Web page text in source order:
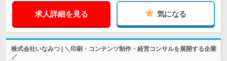
求人詳細を見る 気になる
株式会社いなみつ | ＼印刷・コンテンツ制作・経営コンサルを展開する企業
／